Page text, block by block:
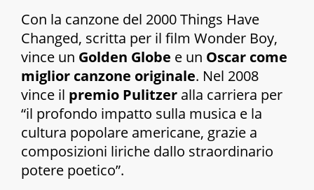
Con la canzone del 2000Things Have
Changed, scritta per il film Wonder Boy,
vince un Golden Globe e un Oscar come
miglior canzone originale. Nel 2008
vince il premio Pulitzer alla carriera per
“il profondo impatto sulla musica e la
cultura popolare americane, grazie a
composizioni liriche dallo straordinario
potere poetico”.